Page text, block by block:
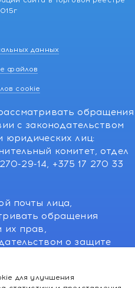
для улучшения
данных
файлов
cookie
обращения
с законодательством
юридических лиц:
комитет, отдел
29-14, +375 17 270 33
почты лица,
обращения
их прав,
о защите